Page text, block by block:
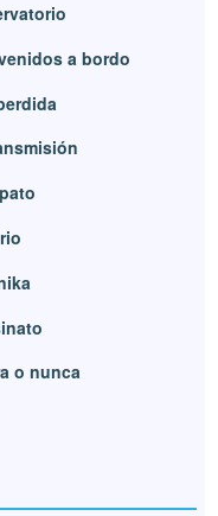
a bordo
o nunca